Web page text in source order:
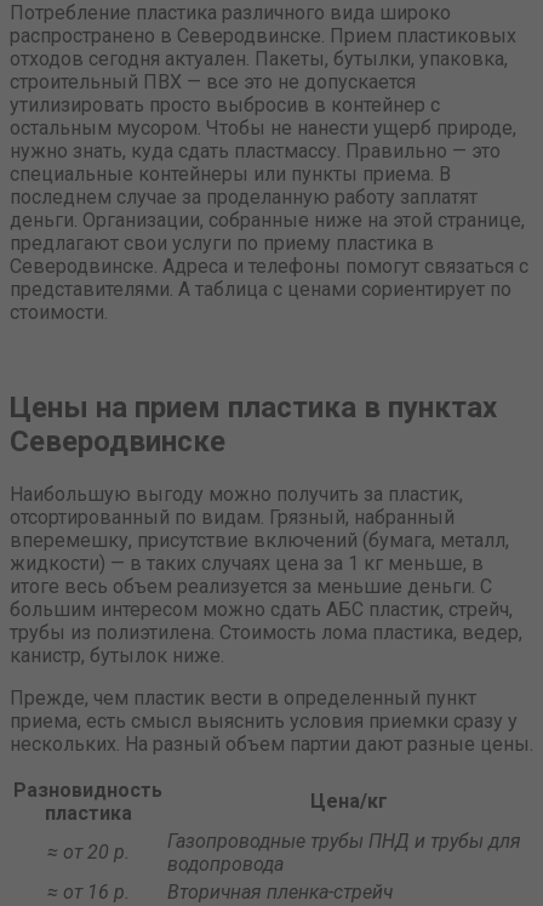
Потребление пластика различного вида широко
распространено в Северодвинске. Прием пластиковых
отходов сегодня актуален. Пакеты, бутылки, упаковка,
строительный ПВХ — все это не допускается
утилизировать просто выбросив в контейнер с
остальным мусором. Чтобы не нанести ущерб природе,
нужно знать, куда сдать пластмассу. Правильно — это
специальные контейнеры или пункты приема. В
последнем случае за проделанную работу заплатят
деньги. Организации, собранные ниже на этой странице,
предлагают свои услуги по приему пластика в
Северодвинске. Адреса и телефоны помогут связаться с
представителями. А таблица с ценами сориентирует по
стоимости.
Цены на прием пластика в пунктах
Северодвинске
Наибольшую выгоду можно получить за пластик,
отсортированный по видам. Грязный, набранный
вперемешку, присутствие включений (бумага, металл,
жидкости) — в таких случаях цена за 1 кг меньше, в
итоге весь объем реализуется за меньшие деньги. С
большим интересом можно сдать АБС пластик, стрейч,
трубы из полиэтилена. Стоимость лома пластика, ведер,
канистр, бутылок ниже.
Прежде, чем пластик вести в определенный пункт
приема, есть смысл выяснить условия приемки сразу у
нескольких. На разный объем партии дают разные цены.
Разновидность
пластика
Цена/кг
≈ от 20 р.
Газопроводные трубы ПНД и трубы для
водопровода
≈ от 16 р.
Вторичная пленка-стрейч